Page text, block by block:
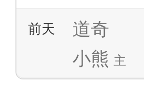
前天
道奇
小熊 主